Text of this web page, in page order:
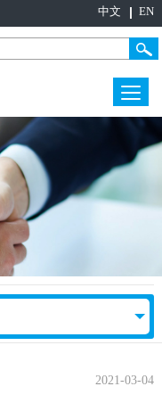
中文 EN
2021-03-04